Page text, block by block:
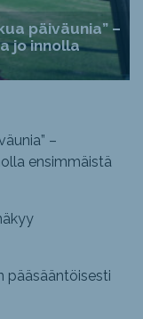
päiväunia” –
jo innolla
–
ensimmäistä
pääsääntöisesti